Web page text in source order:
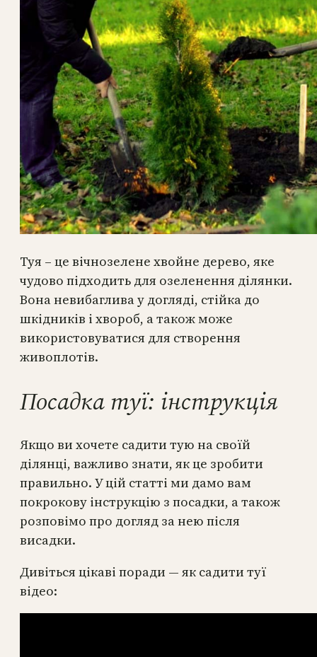
Туя – це вічнозелене хвойне дерево, яке
чудово підходить для озеленення ділянки.
Вона невибаглива у догляді, стійка до
шкідників і хвороб, а також може
використовуватися для створення
живоплотів.
Посадка туї: інструкція
Якщо ви хочете садити тую на своїй
ділянці, важливо знати, як це зробити
правильно. У цій статті ми дамо вам
покрокову інструкцію з посадки, а також
розповімо про догляд за нею після
висадки.
Дивіться цікаві поради — як садити туї
відео: